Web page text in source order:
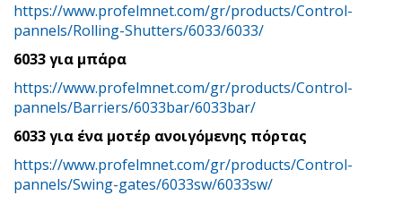
https://www.profelmnet.com/gr/products/Control-
pannels/Rolling-Shutters/6033/6033/
6033 για μπάρα
https://www.profelmnet.com/gr/products/Control-
pannels/Barriers/6033bar/6033bar/
6033 για ένα μοτέρ ανοιγόμενης πόρτας
https://www.profelmnet.com/gr/products/Control-
pannels/Swing-gates/6033sw/6033sw/